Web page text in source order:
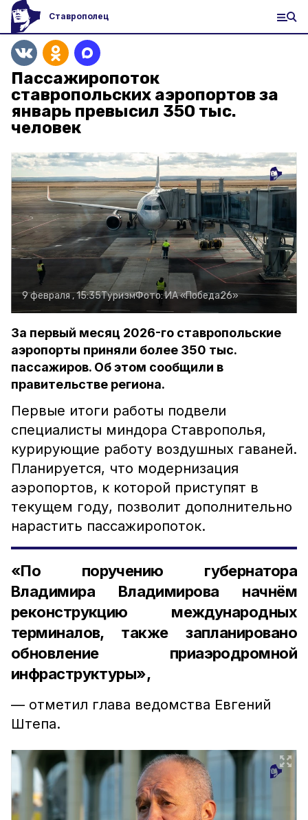
Ставрополец
Пассажиропоток
ставропольских аэропортов за
январь превысил 350 тыс.
человек
9 февраля , 15:35ТуризмФото:ИА «Победа26»
За первый месяц 2026-го ставропольские
аэропорты приняли более 350 тыс.
пассажиров. Об этом сообщили в
правительстве региона.
Первые итоги работы подвели
специалисты миндора Ставрополья,
курирующие работу воздушных гаваней.
Планируется, что модернизация
аэропортов, к которой приступят в
текущем году, позволит дополнительно
нарастить пассажиропоток.
«По поручению губернатора
Владимира Владимирова начнём
реконструкцию международных
терминалов, также запланировано
обновление приаэродромной
инфраструктуры»,
— отметил глава ведомства Евгений
Штепа.